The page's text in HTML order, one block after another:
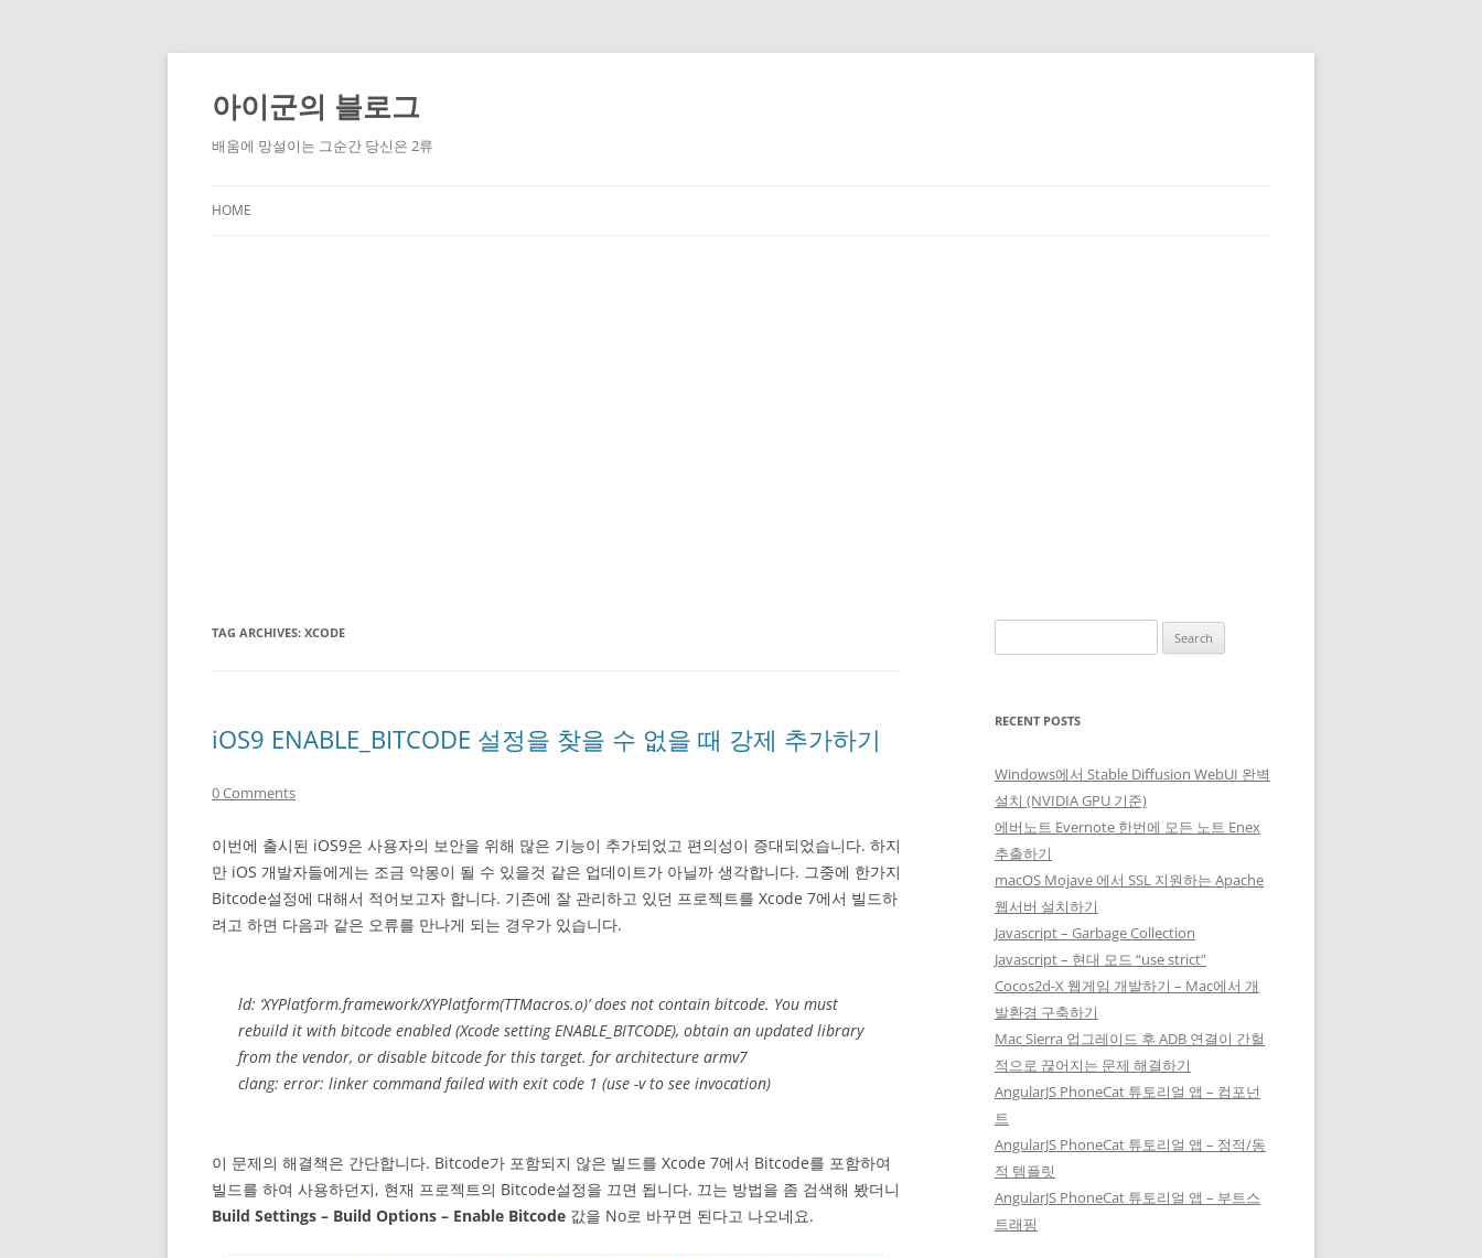
Skip
content
아이군의 블로그
배움에 망설이는 그순간 당신은 2류
HOME
TAG ARCHIVES: XCODE
iOS9 ENABLE_BITCODE 설정을 찾을 수 없을 때 강제 추가하기
0 Comments
이번에 출시된 iOS9은 사용자의 보안을 위해 많은 기능이 추가되었고 편의성이 증대되었습니다. 하지
만 iOS 개발자들에게는 조금 악몽이 될 수 있을것 같은 업데이트가 아닐까 생각합니다. 그중에 한가지
Bitcode설정에 대해서 적어보고자 합니다. 기존에 잘 관리하고 있던 프로젝트를 Xcode 7에서 빌드하
려고 하면 다음과 같은 오류를 만나게 되는 경우가 있습니다.
ld: ‘XYPlatform.framework/XYPlatform(TTMacros.o)’ does not contain bitcode. You must
rebuild it with bitcode enabled (Xcode setting ENABLE_BITCODE), obtain an updated library
from the vendor, or disable bitcode for this target. for architecture armv7
clang: error: linker command failed with exit code 1 (use -v to see invocation)
이 문제의 해결책은 간단합니다. Bitcode가 포함되지 않은 빌드를 Xcode 7에서 Bitcode를 포함하여
빌드를 하여 사용하던지, 현재 프로젝트의 Bitcode설정을 끄면 됩니다. 끄는 방법을 좀 검색해 봤더니
Build Settings – Build Options – Enable Bitcode 값을 No로 바꾸면 된다고 나오네요.
for:
RECENT POSTS
Windows에서 Stable Diffusion WebUI 완벽
설치 (NVIDIA GPU 기준)
에버노트 Evernote 한번에 모든 노트 Enex
추출하기
macOS Mojave 에서 SSL 지원하는 Apache
웹서버 설치하기
Javascript – Garbage Collection
Javascript – 현대 모드 “use strict”
Cocos2d-X 웹게임 개발하기 – Mac에서 개
발환경 구축하기
Mac Sierra 업그레이드 후 ADB 연결이 간헐
적으로 끊어지는 문제 해결하기
AngularJS PhoneCat 튜토리얼 앱 – 컴포넌
트
AngularJS PhoneCat 튜토리얼 앱 – 정적/동
적 템플릿
AngularJS PhoneCat 튜토리얼 앱 – 부트스
트래핑